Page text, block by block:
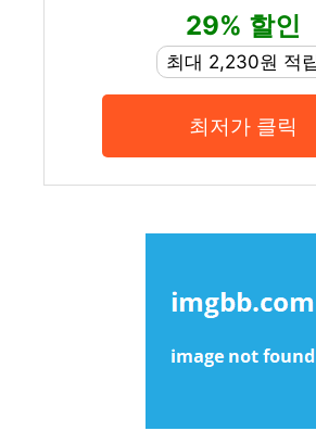
29% 할인
최대 2,230원 적
최저가 클릭